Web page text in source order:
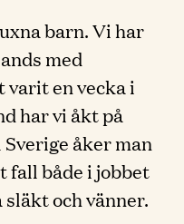
barn. Vi har
med
en vecka i
har vi åkt på
åker man
fall både i jobbet
och vänner.